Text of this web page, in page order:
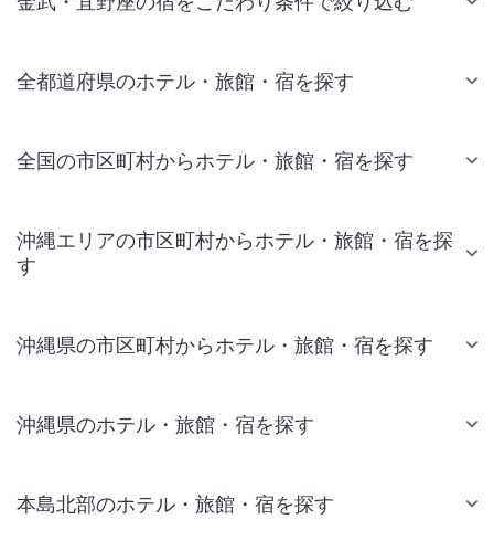
全都道府県のホテル・旅館・宿を探す
全国の市区町村からホテル・旅館・宿を探す
沖縄エリアの市区町村からホテル・旅館・宿を探
す
沖縄県の市区町村からホテル・旅館・宿を探す
沖縄県のホテル・旅館・宿を探す
本島北部のホテル・旅館・宿を探す